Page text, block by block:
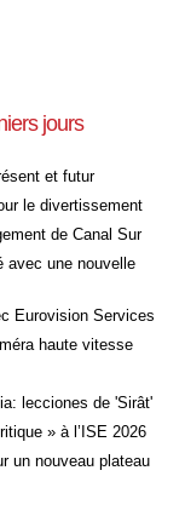
jours
et futur
le divertissement
de Canal Sur
avec une nouvelle
Eurovision Services
haute vitesse
lecciones de 'Sirât'
» à l’ISE 2026
un nouveau plateau